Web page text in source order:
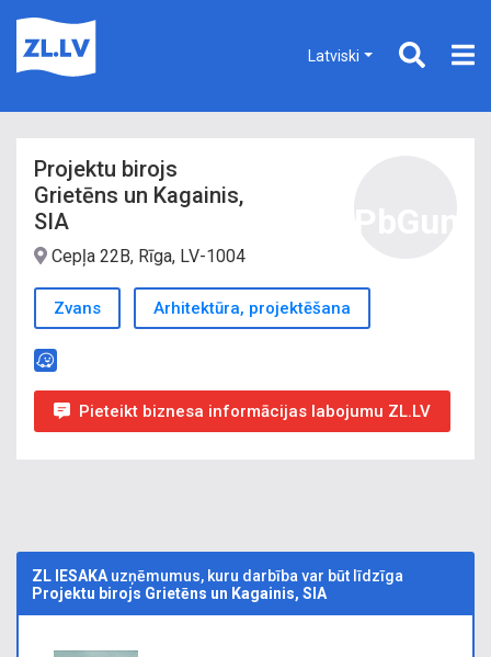
Latviski
Projektu birojs
Grietēns un Kagainis,
SIA
Cepļa 22B, Rīga, LV-1004
Zvans Arhitektūra, projektēšana
Pieteikt biznesa informācijas labojumu ZL.LV
ZL IESAKA uzņēmumus, kuru darbība var būt līdzīga
Projektu birojs Grietēns un Kagainis, SIA